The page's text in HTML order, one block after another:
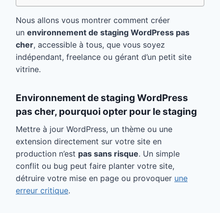
Nous allons vous montrer comment créer
un environnement de staging WordPress pas
cher, accessible à tous, que vous soyez
indépendant, freelance ou gérant d’un petit site
vitrine.
Environnement de staging WordPress
pas cher, pourquoi opter pour le staging
Mettre à jour WordPress, un thème ou une
extension directement sur votre site en
production n’est pas sans risque. Un simple
conflit ou bug peut faire planter votre site,
détruire votre mise en page ou provoquer une
erreur critique.